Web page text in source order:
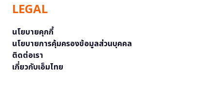
LEGAL
นโยบายคุกกี้
นโยบายการคุ้มครองข้อมูลส่วนบุคคล
ติดต่อเรา
เกี่ยวกับเอ็มไทย